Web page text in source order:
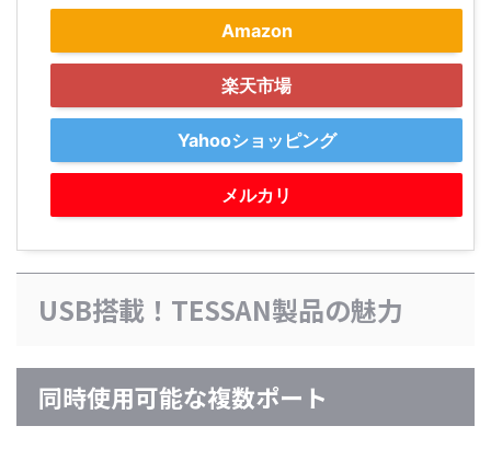
Amazon
楽天市場
Yahooショッピング
メルカリ
USB搭載！TESSAN製品の魅力
同時使用可能な複数ポート